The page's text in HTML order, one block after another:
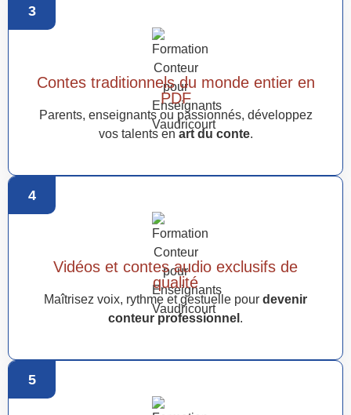
3
Contes traditionnels du monde entier en
PDF
Parents, enseignants ou passionnés, développez
vos talents en art du conte.
4
Vidéos et contes audio exclusifs de
qualité
Maîtrisez voix, rythme et gestuelle pour devenir
conteur professionnel .
5